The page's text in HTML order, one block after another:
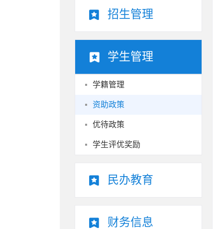
招生管理
学生管理
学籍管理
资助政策
优待政策
学生评优奖励
民办教育
财务信息